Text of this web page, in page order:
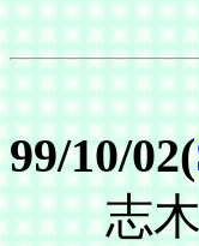
99/10/02(
志木